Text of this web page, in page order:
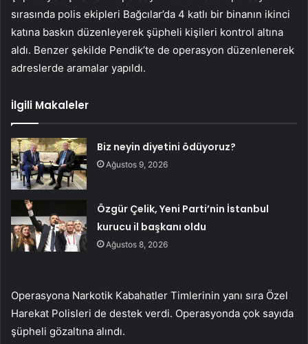
sırasında polis ekipleri Bağcılar’da 4 katlı bir binanın ikinci
katına baskın düzenleyerek şüpheli kişileri kontrol altına
aldı. Benzer şekilde Pendik’te de operasyon düzenlenerek
adreslerde aramalar yapıldı.
İlgili Makaleler
Biz neyin diyetini ödüyoruz?
Ağustos 9, 2026
Özgür Çelik, Yeni Parti’nin İstanbul
kurucu il başkanı oldu
Ağustos 8, 2026
Operasyona Narkotik Kabahatler Timlerinin yanı sıra Özel
Harekat Polisleri de destek verdi. Operasyonda çok sayıda
şüpheli gözaltına alındı.